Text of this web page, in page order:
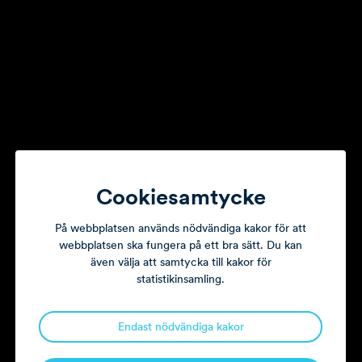
About Litorina.
We have been a partner to entrepreneurs
and management teams since 1998.
Cookiesamtycke
På webbplatsen används nödvändiga kakor för att
webbplatsen ska fungera på ett bra sätt. Du kan
även välja att samtycka till kakor för
statistikinsamling.
Endast nödvändiga kakor